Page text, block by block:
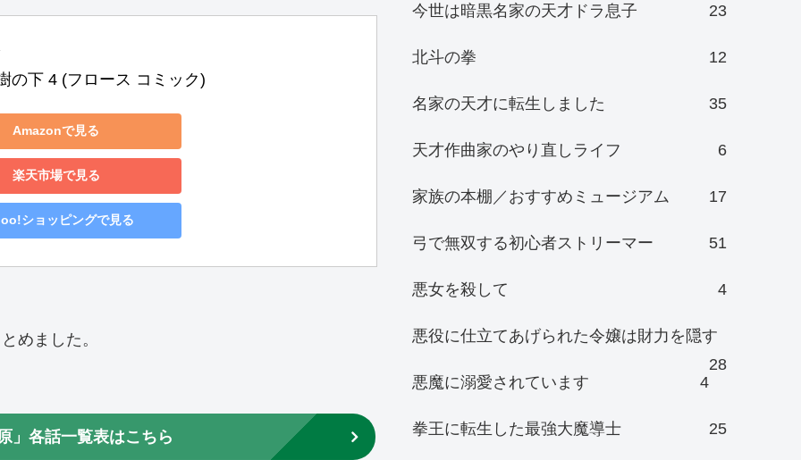
の下 4 (フロース コミック)
Amazonで見る
楽天市場で見る
ショッピングで見る
めました。
」各話一覧表はこちら
今世は暗黒名家の天才ドラ息子 23
北斗の拳 12
名家の天才に転生しました 35
天才作曲家のやり直しライフ 6
家族の本棚／おすすめミュージアム 17
弓で無双する初心者ストリーマー 51
悪女を殺して 4
悪役に仕立てあげられた令嬢は財力を隠す
28
悪魔に溺愛されています
4
拳王に転生した最強大魔導士 25